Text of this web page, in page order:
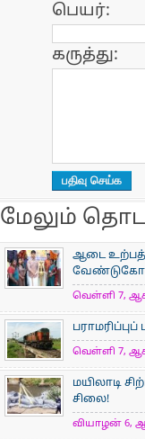
பெயர்:
கருத்து:
மேலும்
ஆடை
வெள்ளி 7,
வெள்ளி 7,
மயிலாடி
சிலை!
வியாழன் 6,